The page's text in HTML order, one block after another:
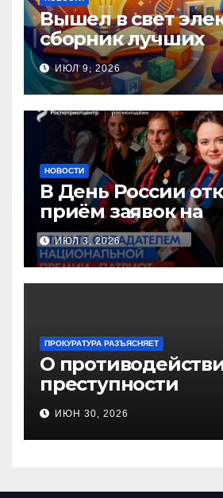
Вышел в свет
сборник лучших
инновационных
педагогов
образования!
ИЮЛ 9, 2026
НОВОСТИ
В День России
приём заявок на
Национальную
«Патриот»
ИЮЛ 3, 2026
ПРОКУРАТУРА РАЗЪЯСНЯЕТ
О
преступности
нарушению их
ИЮН 30, 2026